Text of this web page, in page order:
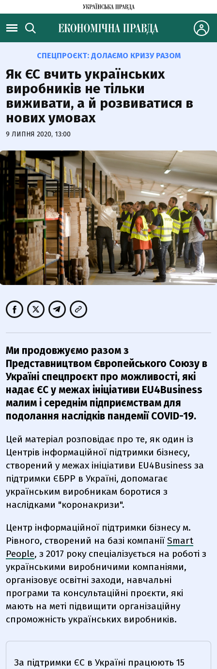
СПЕЦПРОЄКТ: ДОЛАЄМО КРИЗУ РАЗОМ
Як ЄС вчить українських
виробників не тільки
виживати, а й розвиватися в
нових умовах
9 ЛИПНЯ 2020, 13:00
Ми продовжуємо разом з
Представництвом Європейського Союзу в
Україні спецпроєкт про можливості, які
надає ЄС у межах ініціативи EU4Business
малим і середнім підприємствам для
подолання наслідків пандемії COVID-19.
Цей матеріал розповідає про те, як один із
Центрів інформаційної підтримки бізнесу,
створений у межах ініціативи EU4Business за
підтримки ЄБРР в Україні, допомагає
українським виробникам боротися з
наслідками "коронакризи".
Центр інформаційної підтримки бізнесу м.
Рівного, створений на базі компанії Smart
People, з 2017 року спеціалізується на роботі з
українськими виробничими компаніями,
організовує освітні заходи, навчальні
програми та консультаційні проєкти, які
мають на меті підвищити організаційну
спроможність українських виробників.
За підтримки ЄС в Україні працюють 15